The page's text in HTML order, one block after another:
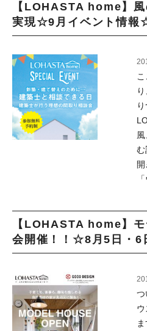
【LOHASTA home】
実現☆9月イベント情報
む
【LOHASTA home】
会開催！！☆8月5日・
つ